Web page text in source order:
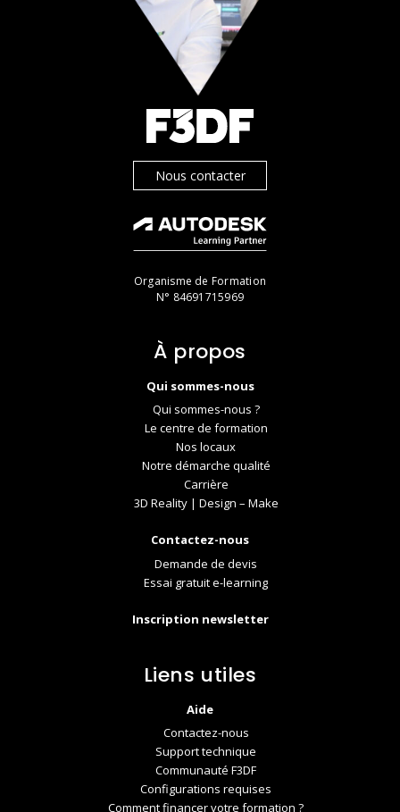
Nous contacter
Organisme de Formation
N° 84691715969
À propos
Qui sommes-nous
Qui sommes-nous ?
Le centre de formation
Nos locaux
Notre démarche qualité
Carrière
3D Reality | Design – Make
Contactez-nous
Demande de devis
Essai gratuit e-learning
Inscription newsletter
Liens utiles
Aide
Contactez-nous
Support technique
Communauté F3DF
Configurations requises
Comment financer votre formation ?